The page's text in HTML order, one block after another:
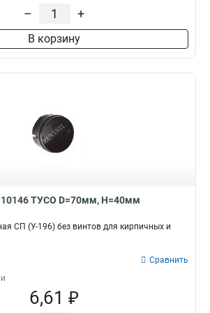
– +
В корзину
10146 ТУСО D=70мм, H=40мм
СП (У-196) без винтов для кирпичных и
Сравнить
6,61 ₽